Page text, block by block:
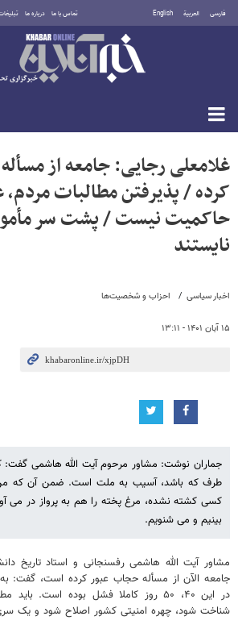
فارسی العربية English تماس با ما درباره ما
یکشنبه ۱۸ مرداد ۱۴۰۵
اخبار سیاسی احزاب و شخصیت‌ها
۱۵ آبان ۱۴۰۱ - ۱۳:۱۱
غلامعلی رجایی: جامعه از
کرده / پذیرفتن مطالبات
حاکمیت نیست / پشت سر
نایستند
جماران نوشت: مشاور مرحوم آیت الله هاشمی
طرف که باشد، آسیب به ملت است. ضمن آن که من
کسی کشته نشده، مرغ پخته را هم به پرواز در می
بینیم و می شنویم.
مشاور آیت الله هاشمی رفسنجانی و استاد تاریخ
جامعه الآن از مسأله حجاب عبور کرده است، گفت:
در این ۴۰، ۵۰ روز کاملا فشل بوده است.
شناخت شود، چهره امنیتی کشور اصلاح شود و یک